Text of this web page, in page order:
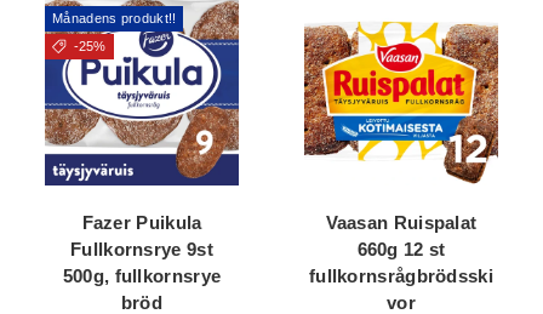
Månadens produkt!!
-25%
Fazer Puikula
Fullkornsrye 9st
500g, fullkornsrye
bröd
Vaasan Ruispalat
660g 12 st
fullkornsrågbrödsski
vor